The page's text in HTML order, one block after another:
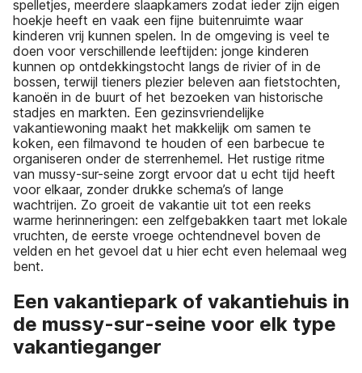
spelletjes, meerdere slaapkamers zodat ieder zijn eigen
hoekje heeft en vaak een fijne buitenruimte waar
kinderen vrij kunnen spelen. In de omgeving is veel te
doen voor verschillende leeftijden: jonge kinderen
kunnen op ontdekkingstocht langs de rivier of in de
bossen, terwijl tieners plezier beleven aan fietstochten,
kanoën in de buurt of het bezoeken van historische
stadjes en markten. Een gezinsvriendelijke
vakantiewoning maakt het makkelijk om samen te
koken, een filmavond te houden of een barbecue te
organiseren onder de sterrenhemel. Het rustige ritme
van mussy-sur-seine zorgt ervoor dat u echt tijd heeft
voor elkaar, zonder drukke schema’s of lange
wachtrijen. Zo groeit de vakantie uit tot een reeks
warme herinneringen: een zelfgebakken taart met lokale
vruchten, de eerste vroege ochtendnevel boven de
velden en het gevoel dat u hier echt even helemaal weg
bent.
Een vakantiepark of vakantiehuis in
de mussy-sur-seine voor elk type
vakantieganger